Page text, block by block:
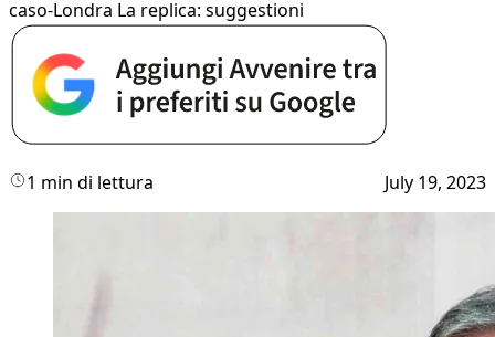
caso-Londra La replica: suggestioni
1 min di lettura July 19, 2023